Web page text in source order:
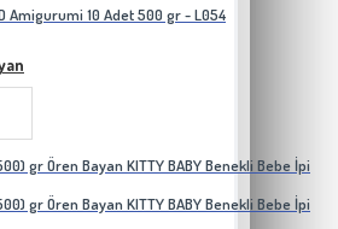
Amigurumi 10 Adet 500 gr - L054
gr Ören Bayan KITTY BABY Benekli Bebe İpi
gr Ören Bayan KITTY BABY Benekli Bebe İpi